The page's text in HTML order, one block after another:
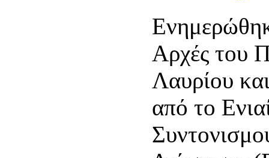
Αρχές του
Λαυρίου
από το